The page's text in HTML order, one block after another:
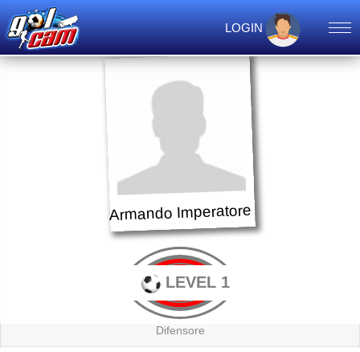
LOGIN
Armando Imperatore
LEVEL 1
Difensore